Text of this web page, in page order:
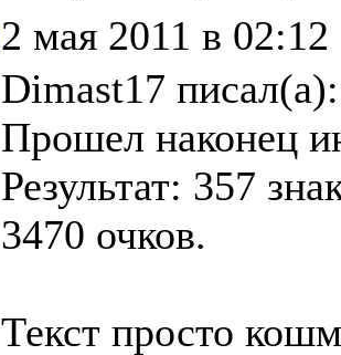
2 мая 2011 в 02:12
Dimast17 писал(а):
Прошел наконец
Результат: 357
3470 очков.
Текст просто